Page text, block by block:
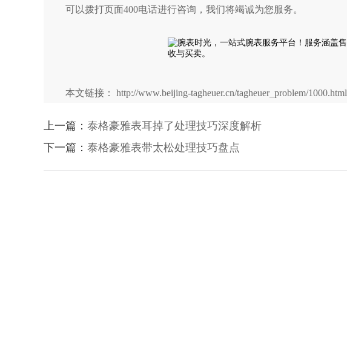
可以拨打页面400电话进行咨询，我们将竭诚为您服务。
本文链接： http://www.beijing-tagheuer.cn/tagheuer_problem/1000.html
上一篇： 泰格豪雅表耳掉了处理技巧深度解析
下一篇： 泰格豪雅表带太松处理技巧盘点